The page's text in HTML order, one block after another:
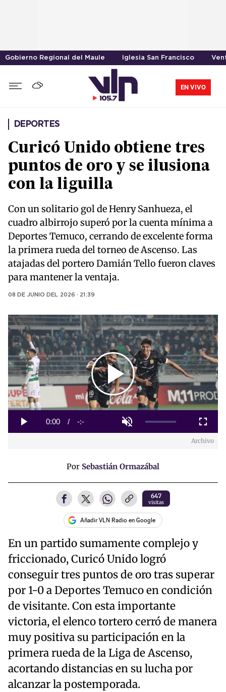
Gobierno Regional del Maule Iglesia San Francisco
EN VIVO
DEPORTES
Curicó Unido obtiene tres
puntos de oro y se ilusiona
con la liguilla
Con un solitario gol de Henry Sanhueza, el
cuadro albirrojo superó por la cuenta mínima a
Deportes Temuco, cerrando de excelente forma
la primera rueda del torneo de Ascenso. Las
atajadas del portero Damián Tello fueron claves
para mantener la ventaja.
08 DE JUNIO DEL 2026 · 21:39
Play
Video
Play Unmute
Current
0:00 / Duration
-:-
Loaded:
Fullscreen
Archivo
Por Sebastián Ormazábal
647
visitas
Añadir VLN Radio en Google
En un partido sumamente complejo y
friccionado, Curicó Unido logró
conseguir tres puntos de oro tras superar
por 1-0 a Deportes Temuco en condición
de visitante. Con esta importante
victoria, el elenco tortero cerró de manera
muy positiva su participación en la
primera rueda de la Liga de Ascenso,
acortando distancias en su lucha por
alcanzar la postemporada.